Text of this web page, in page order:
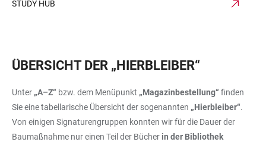
STUDY HUB
ÜBERSICHT DER „HIERBLEIBER“
Unter „A–Z“ bzw. dem Menüpunkt „Magazinbestellung“ finden
Sie eine tabellarische Übersicht der sogenannten „Hierbleiber“.
Von einigen Signaturengruppen konnten wir für die Dauer der
Baumaßnahme nur einen Teil der Bücher in der Bibliothek